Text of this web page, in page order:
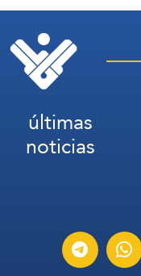
últimas
noticias